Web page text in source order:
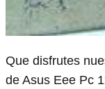
Que disfrutes
de Asus Eee Pc